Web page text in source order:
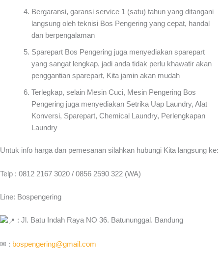
Bergaransi, garansi service 1 (satu) tahun yang ditangani
langsung oleh teknisi Bos Pengering yang cepat, handal
dan berpengalaman
Sparepart Bos Pengering juga menyediakan sparepart
yang sangat lengkap, jadi anda tidak perlu khawatir akan
penggantian sparepart, Kita jamin akan mudah
Terlegkap, selain Mesin Cuci, Mesin Pengering Bos
Pengering juga menyediakan Setrika Uap Laundry, Alat
Konversi, Sparepart, Chemical Laundry, Perlengkapan
Laundry
Untuk info harga dan pemesanan silahkan hubungi Kita langsung ke:
Telp : 0812 2167 3020 / 0856 2590 322 (WA)
Line: Bospengering
: Jl. Batu Indah Raya NO 36. Batununggal. Bandung
✉ : bospengering@gmail.com